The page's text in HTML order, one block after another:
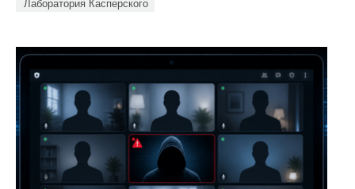
Лаборатория Касперского